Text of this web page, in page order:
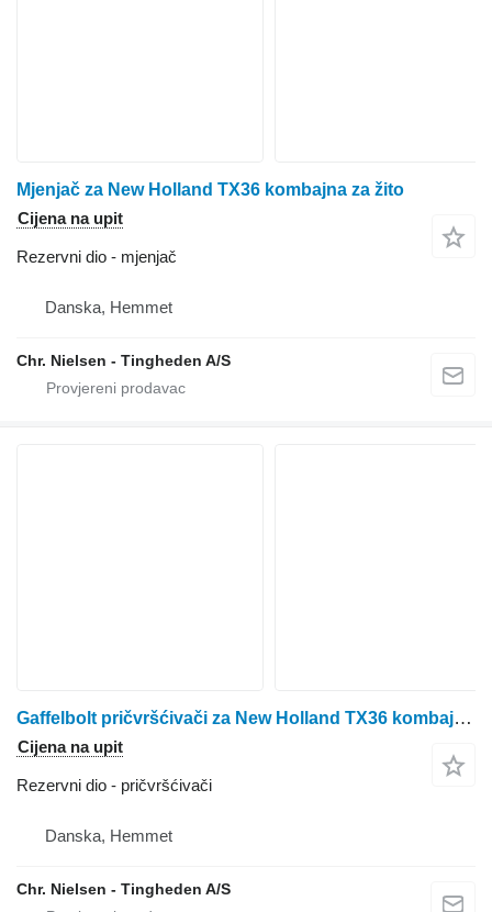
Mjenjač za New Holland TX36 kombajna za žito
Cijena na upit
Rezervni dio - mjenjač
Danska, Hemmet
Chr. Nielsen - Tingheden A/S
Gaffelbolt pričvršćivači za New Holland TX36 kombajna za žito
Cijena na upit
Rezervni dio - pričvršćivači
Danska, Hemmet
Chr. Nielsen - Tingheden A/S